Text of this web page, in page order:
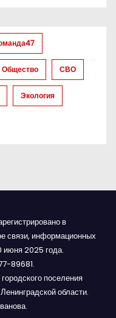
Общество СВО
Экология
в
связи, информационных
июня 2025 года.
89681.
поселения
области.